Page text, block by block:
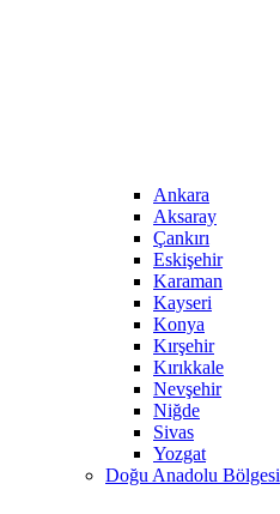
Ankara
Aksaray
Çankırı
Eskişehir
Karaman
Kayseri
Konya
Kırşehir
Kırıkkale
Nevşehir
Niğde
Sivas
Yozgat
Doğu Anadolu Bölgesi